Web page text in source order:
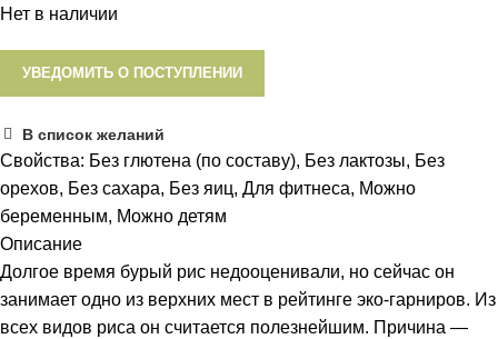
Нет в наличии
УВЕДОМИТЬ О ПОСТУПЛЕНИИ
В список желаний
Свойства: Без глютена (по составу), Без лактозы, Без
орехов, Без сахара, Без яиц, Для фитнеса, Можно
беременным, Можно детям
Описание
Долгое время бурый рис недооценивали, но сейчас он
занимает одно из верхних мест в рейтинге эко-гарниров. Из
всех видов риса он считается полезнейшим. Причина —